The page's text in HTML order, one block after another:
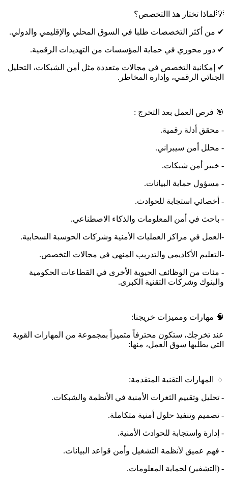
💡لماذا تختار هذ االتخصص؟
✔ من أكثر التخصصات طلبا في السوق المحلي والإقليمي والدولي.
✔ دور محوري في حماية المؤسسات من التهديدات الرقمية.
✔ إمكانية التخصص في مجالات متعددة مثل أمن الشبكات، التحليل
الجنائي الرقمي، وإدارة المخاطر.
🎯 فرص العمل بعد التخرج :
- محقق أدلة رقمية.
- محلل أمن سيبراني.
- خبير أمن شبكات.
- مسؤول حماية البيانات.
- أخصائي استجابة للحوادث.
- باحث في أمن المعلومات والذكاء الاصطناعي.
-العمل في مراكز العمليات الأمنية وشركات الحوسبة السحابية.
-التعليم الأكاديمي والتدريب المنهي في مجالات التخصص.
- مئات من الوظائف الحيوية الأخرى في القطاعات الحكومية
والبنوك وشركات التقنية الكبرى.
🧠 مهارات ومميزات خريجنا:
عند تخرجك، ستكون محترفاً متميزاً بمجموعة من المهارات القوية
التي يطلبها سوق العمل، منها:
🔹 المهارات التقنية المتقدمة:
- تحليل وتقييم الثغرات الأمنية في الأنظمة والشبكات.
- تصميم وتنفيذ حلول أمنية متكاملة.
- إدارة واستجابة للحوادث الأمنية.
- فهم عميق لأنظمة التشغيل وأمن قواعد البيانات.
- (التشفير) لحماية المعلومات.